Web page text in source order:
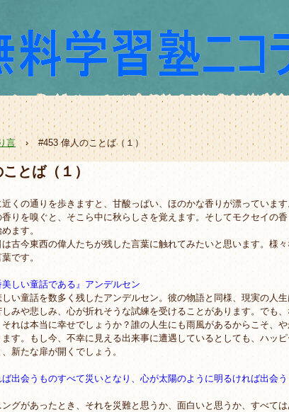
言 › #453 偉人のことば（１）
とば（１）
くの通りを歩きますと、甘酸っぱい、ほのかな香りが漂っていま
りを嗅ぐと、そこら中に秋らしさを覚えます。そしてモクセイの
ます。
古今東西の偉人たちが残した言葉に触れてみたいと思います。様
です。
美しい童話である』アンデルセン
い童話を数多く残したアンデルセン。彼の物語と同様、現実の人
しみや悲しみ、心が折れそうな試練を受けることがあります。でも
れは本当に幸せでしょうか？誰の人生にも雨風があるからこそ、
す。もし今、不幸に見える出来事に遭遇しているとしても、ハッ
新たな扉が開くでしょう。
ば出会うものすべて災いとなり、心が太陽のように明るければ出会
グがあったとき、それを災難と思うか、面白いと思うか、すべて